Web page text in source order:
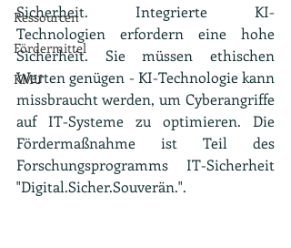
Ressourcen
Fördermittel
KMU
Sicherheit. Integrierte KI-
Technologien erfordern eine hohe
Sicherheit. Sie müssen ethischen
Werten genügen - KI-Technologie kann
missbraucht werden, um Cyberangriffe
auf IT-Systeme zu optimieren. Die
Fördermaßnahme ist Teil des
Forschungsprogramms IT-Sicherheit
"Digital.Sicher.Souverän.".